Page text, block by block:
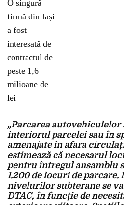
„Parcarea autovehiculelor
interiorul parcelei sau în
amenajate în afara
estimează că necesarul
pentru întregul ansamblu
1.200 de locuri de parcare.
nivelurilor subterane se
DTAC, în funcție de